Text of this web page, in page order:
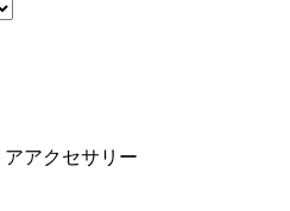
アクセサリー